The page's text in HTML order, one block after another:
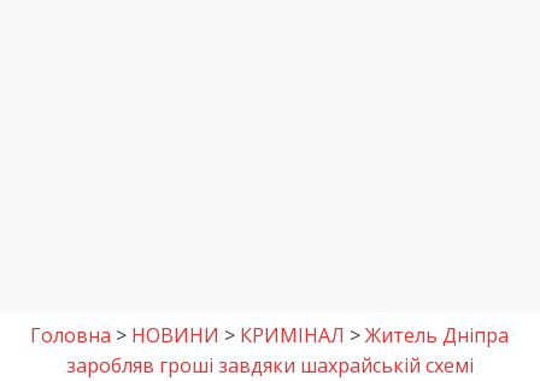
Головна > НОВИНИ > КРИМІНАЛ >Житель Дніпра
заробляв гроші завдяки шахрайській схемі